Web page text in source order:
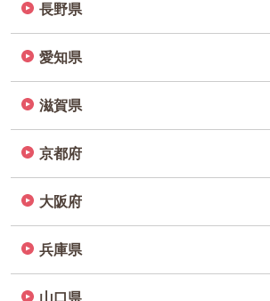
長野県
愛知県
滋賀県
京都府
大阪府
兵庫県
山口県